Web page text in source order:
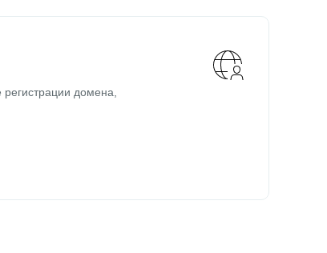
домена,